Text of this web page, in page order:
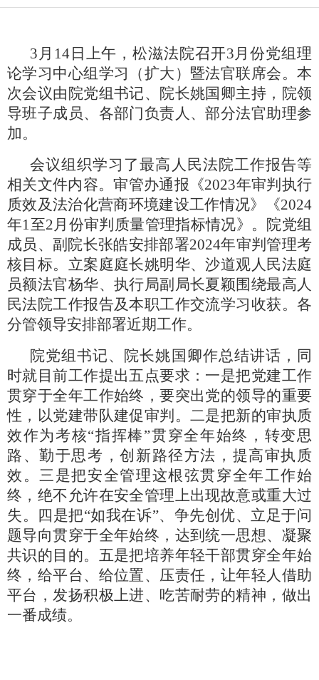
3月14日上午，松滋法院召开3月份党组理
论学习中心组学习（扩大）暨法官联席会。本
次会议由院党组书记、院长姚国卿主持，院领
导班子成员、各部门负责人、部分法官助理参
加。
会议组织学习了最高人民法院工作报告等
相关文件内容。审管办通报《2023年审判执行
质效及法治化营商环境建设工作情况》《2024
年1至2月份审判质量管理指标情况》。院党组
成员、副院长张皓安排部署2024年审判管理考
核目标。立案庭庭长姚明华、沙道观人民法庭
员额法官杨华、执行局副局长夏颖围绕最高人
民法院工作报告及本职工作交流学习收获。各
分管领导安排部署近期工作。
院党组书记、院长姚国卿作总结讲话，同
时就目前工作提出五点要求：一是把党建工作
贯穿于全年工作始终，要突出党的领导的重要
性，以党建带队建促审判。二是把新的审执质
效作为考核“指挥棒”贯穿全年始终，转变思
路、勤于思考，创新路径方法，提高审执质
效。三是把安全管理这根弦贯穿全年工作始
终，绝不允许在安全管理上出现故意或重大过
失。四是把“如我在诉”、争先创优、立足于问
题导向贯穿于全年始终，达到统一思想、凝聚
共识的目的。五是把培养年轻干部贯穿全年始
终，给平台、给位置、压责任，让年轻人借助
平台，发扬积极上进、吃苦耐劳的精神，做出
一番成绩。